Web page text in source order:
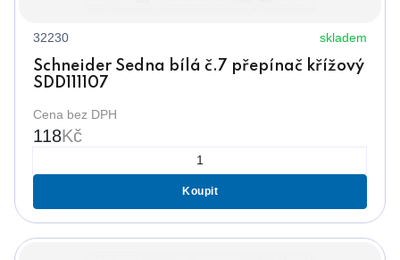
32230 skladem
Schneider Sedna bílá č.7 přepínač křížový
SDD111107
Cena bez DPH
118Kč
Koupit